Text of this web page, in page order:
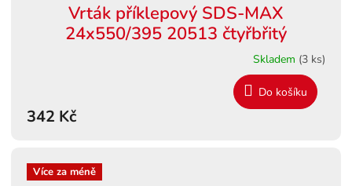
Vrták příklepový SDS-MAX
24x550/395 20513 čtyřbřitý
Skladem (3 ks)
342 Kč
Do košíku
Více za méně